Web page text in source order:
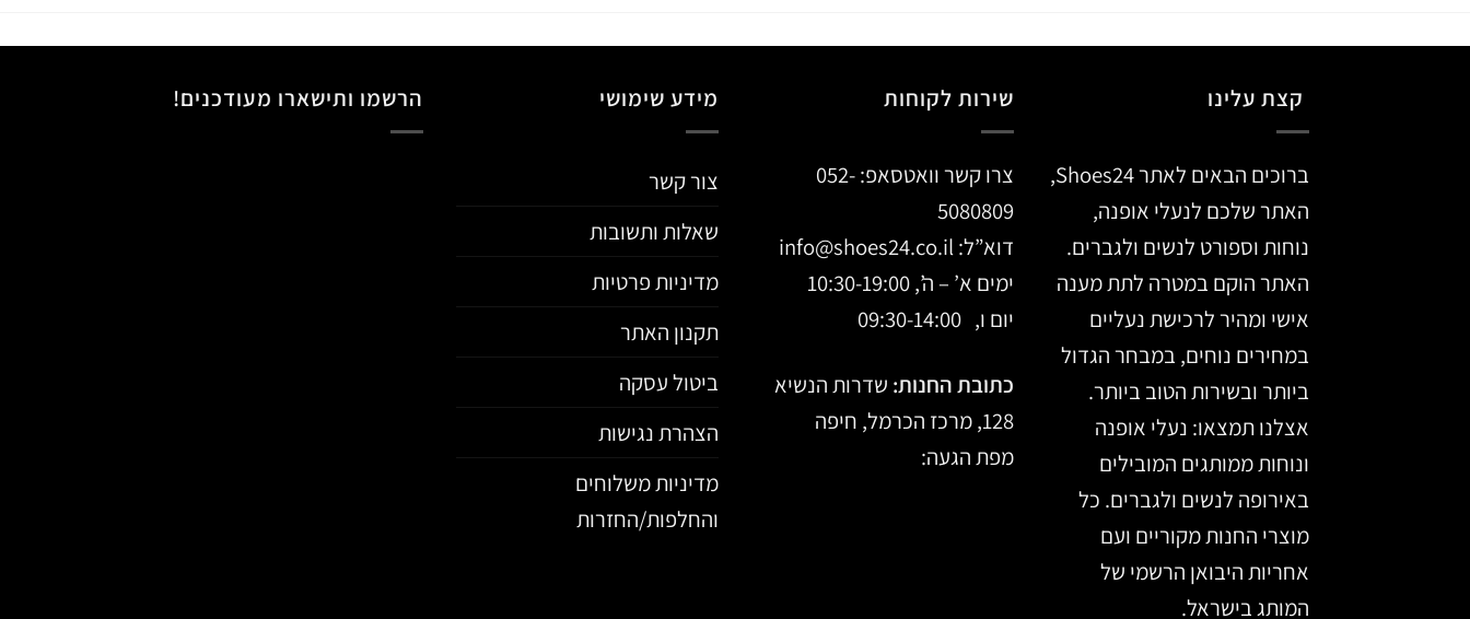
קצת עלינו
ברוכים הבאים לאתר Shoes24,
האתר שלכם לנעלי אופנה,
נוחות וספורט לנשים ולגברים.
האתר הוקם במטרה לתת מענה
אישי ומהיר לרכישת נעליים
במחירים נוחים, במבחר הגדול
ביותר ובשירות הטוב ביותר.
אצלנו תמצאו: נעלי אופנה
ונוחות ממותגים המובילים
באירופה לנשים ולגברים. כל
מוצרי החנות מקוריים ועם
אחריות היבואן הרשמי של
המותג בישראל.
שירות לקוחות
צרו קשר וואטסאפ:052-
5080809
דוא”ל:
ימים א’ – ה’, 10:30-19:00
יום ו, 09:30-14:00
כתובת החנות: שדרות הנשיא
128, מרכז הכרמל, חיפה
מפת הגעה:
מידע שימושי
צור קשר
שאלות ותשובות
מדיניות פרטיות
תקנון האתר
ביטול עסקה
הצהרת נגישות
מדיניות משלוחים
והחלפות/החזרות
הרשמו ותישארו מעודכנים!